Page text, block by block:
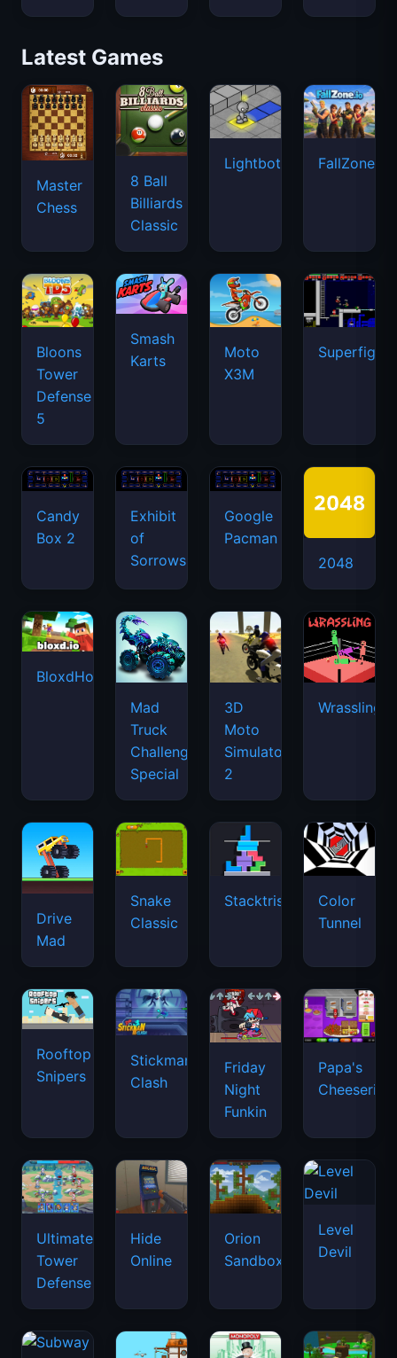
Latest Games
Master
Chess
8 Ball
Billiards
Classic
Lightbot FallZone.io
Bloons
Tower
Defense
5
Smash
Karts
Moto
X3M
Candy
Box 2
Exhibit
of
Sorrows
Google
Pacman
2048
BloxdHop.io
Mad
Truck
Challenge
Special
3D
Moto
Simulator
2
Wrassling
Drive
Mad
Snake
Classic
Stacktris
Color
Tunnel
Rooftop
Snipers
Stickman
Clash
Friday
Night
Funkin
Papa's
Cheeseria
Ultimate
Tower
Defense
Hide
Online
Orion
Sandbox
Level
Devil